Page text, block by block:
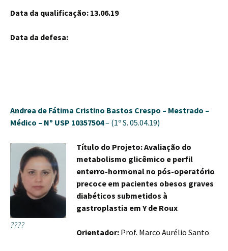
Data da qualificação: 13.06.19
Data da defesa:
Andrea de Fátima Cristino Bastos Crespo – Mestrado –
Médico – Nº USP 10357504– (1º S. 05.04.19)
????
Título do Projeto: Avaliação do
metabolismo glicêmico e perfil
enterro-hormonal no pós-operatório
precoce em pacientes obesos graves
diabéticos submetidos à
gastroplastia em Y de Roux
Orientador: Prof. Marco Aurélio Santo